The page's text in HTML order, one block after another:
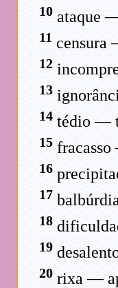
10 ataque
11
12
13
14 tédio —
15
16
17
18
19
20 rixa —